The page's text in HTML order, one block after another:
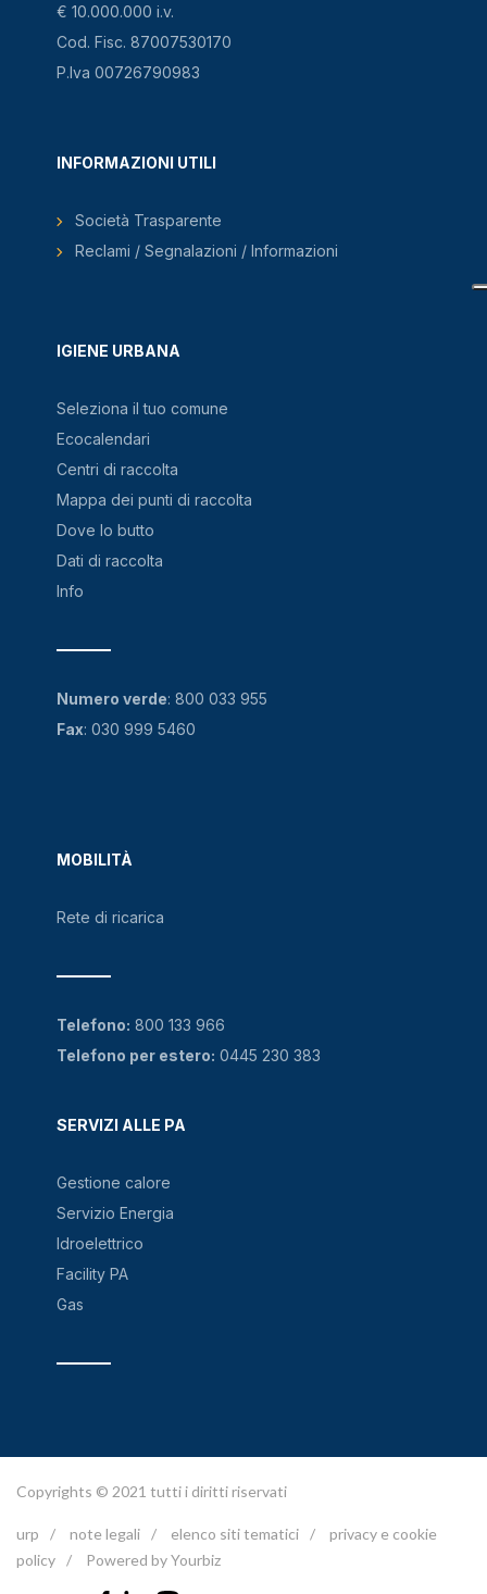
€ 10.000.000 i.v.
Cod. Fisc. 87007530170
P.Iva 00726790983
IGIENE URBANA
Seleziona il tuo comune
Ecocalendari
Centri di raccolta
Mappa dei punti di raccolta
Dove lo butto
Dati di raccolta
Info
MOBILITÀ
Rete di ricarica
SERVIZI ALLE PA
Gestione calore
Servizio Energia
Idroelettrico
Facility PA
Gas
INFORMAZIONI UTILI
Società Trasparente
Reclami / Segnalazioni / Informazioni
Numero verde: 800 033 955
Fax: 030 999 5460
Telefono: 800 133 966
Telefono per estero: 0445 230 383
Copyrights © 2021 tutti i diritti riservati
urp / note legali / elenco siti tematici /
privacy e cookie
policy / Powered by Yourbiz